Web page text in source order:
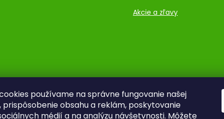
používame na správne fungovanie našej
prispôsobenie obsahu a reklám, poskytovanie
médií a na analýzu návšetvnosti. Môžete
Akcie a zľavy